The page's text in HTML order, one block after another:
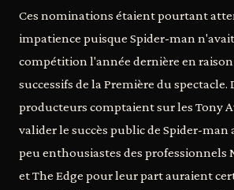
Ces nominations étaient pourtant
impatience puisque Spider-man
compétition l'année dernière en
successifs de la Première du spectacle.
producteurs comptaient sur les Tony
valider le succès public de Spider-man
peu enthousiastes des professionnels
et The Edge pour leur part auraient